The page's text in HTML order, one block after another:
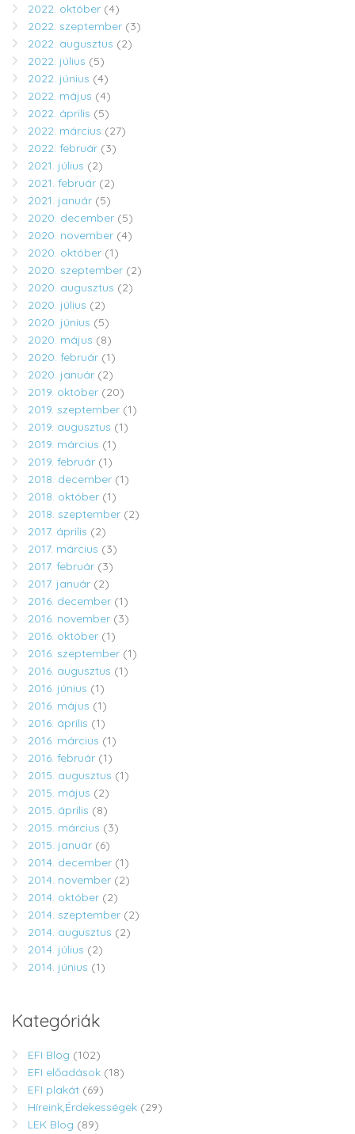
2022. október (4)
2022. szeptember (3)
2022. augusztus (2)
2022. július (5)
2022. június (4)
2022. május (4)
2022. április (5)
2022. március (27)
2022. február (3)
2021. július (2)
2021. február (2)
2021. január (5)
2020. december (5)
2020. november (4)
2020. október (1)
2020. szeptember (2)
2020. augusztus (2)
2020. július (2)
2020. június (5)
2020. május (8)
2020. február (1)
2020. január (2)
2019. október (20)
2019. szeptember (1)
2019. augusztus (1)
2019. március (1)
2019. február (1)
2018. december (1)
2018. október (1)
2018. szeptember (2)
2017. április (2)
2017. március (3)
2017. február (3)
2017. január (2)
2016. december (1)
2016. november (3)
2016. október (1)
2016. szeptember (1)
2016. augusztus (1)
2016. június (1)
2016. május (1)
2016. április (1)
2016. március (1)
2016. február (1)
2015. augusztus (1)
2015. május (2)
2015. április (8)
2015. március (3)
2015. január (6)
2014. december (1)
2014. november (2)
2014. október (2)
2014. szeptember (2)
2014. augusztus (2)
2014. július (2)
2014. június (1)
Kategóriák
EFI Blog (102)
EFI előadások (18)
EFI plakát (69)
Híreink,Érdekességek (29)
LEK Blog (89)